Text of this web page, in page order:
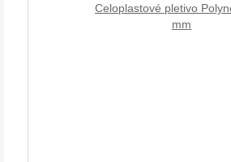
Celoplastové pletivo
mm